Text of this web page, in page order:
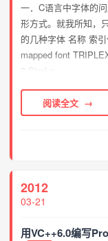
一．C语言中字体的
形方式。就我所知，
的几种字体 名称 索
mapped font
2 Stroke...
阅读全文
2012
03-21
用VC++6.0编写